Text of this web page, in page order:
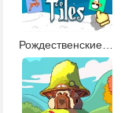
Рождественские плитки 2